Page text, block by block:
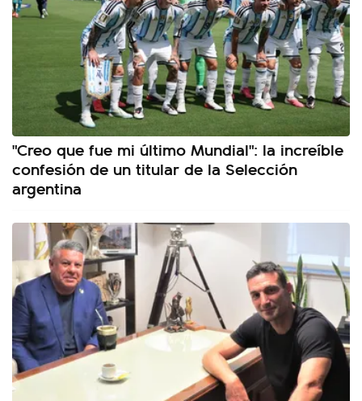
"Creo que fue mi último Mundial": la increíble
confesión de un titular de la Selección
argentina